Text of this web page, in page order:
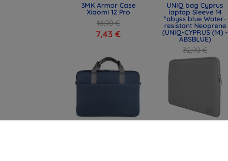
3MK Armor Case
Xiaomi 12 Pro
16,90 €
7,43 €
UNIQ bag Cyprus
laptop Sleeve 14
"abyss blue Water-
resistant Neoprene
(UNIQ-CYPRUS (14) -
ABSBLUE)
32,90 €
24,68 €